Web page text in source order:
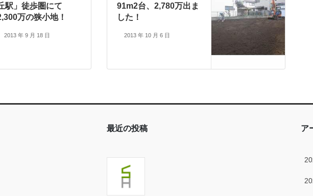
駅」徒歩圏にて
万の狭小地！
2013 年 9 月 18 日
91m2台、2,780万出ま
した！
2013 年 10 月 6 日
最近の投稿 ア